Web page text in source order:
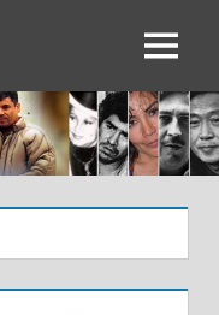
Menú